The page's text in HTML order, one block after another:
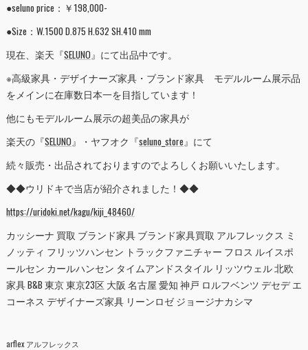
●seluno price：￥198,000-
●Size：W.1500 D.875 H.632 SH.410 mm
現在、楽天『SELUNO』にて出品中です。
※高級家具・デザイナーズ家具・ブランド家具 モデルルーム展示品
をメインに在庫数日本一を目指しています！
他にもモデルルーム展示の超美品の家具が
楽天の『SELUNO』・ヤフオク『seluno_store』にて
続々販売・出品されておりますのでよろしくお願いいたします。
◆◆ウリドキで当店が紹介されました！◆◆
https://uridoki.net/kagu/kiji_48460/
カッシーナ 買取 ブランド家具 ブランド家具買取 アルフレックス ミ
ノッティ フリッツハンセン トラックファニチャー フロス ルイスポ
ールセン カールハンセン タイムアンドスタイル リッツウェル 北欧
家具 B&B 東京 東京23区 大阪 名古屋 愛知 神戸 ロルフベンツ デセデ エ
コーネス デザイナーズ家具 リーンロゼ ジョージナカシマ
arflex アルフレックス